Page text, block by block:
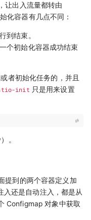
让出入流量都转由
化容器有几点不同：
到结束。
个初始化容器成功结束
者初始化任务的，并且
init 只是用来设置
。
提到的两个容器定义加
入还是自动注入，都是从
Configmap 对象中获取